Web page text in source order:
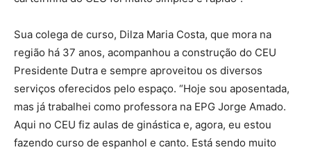
Sua colega de curso, Dilza Maria Costa, que mora na
região há 37 anos, acompanhou a construção do CEU
Presidente Dutra e sempre aproveitou os diversos
serviços oferecidos pelo espaço. “Hoje sou aposentada,
mas já trabalhei como professora na EPG Jorge Amado.
Aqui no CEU fiz aulas de ginástica e, agora, eu estou
fazendo curso de espanhol e canto. Está sendo muito